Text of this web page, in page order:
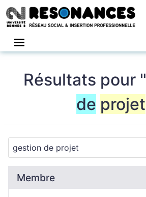
Résultats pour "
de projet
Membre